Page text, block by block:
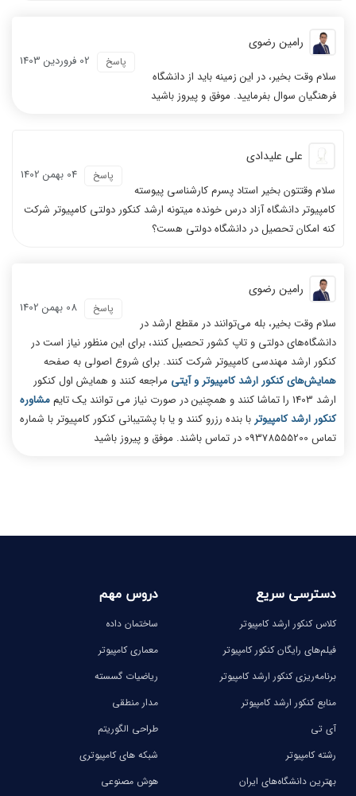
رامین رضوی
02 فروردين 1403 پاسخ
سلام وقت بخیر، در این زمینه باید از دانشگاه
فرهنگیان سوال بفرمایید. موفق و پیروز باشید
علی علیدادی
04 بهمن 1402 پاسخ
سلام وقتتون بخیر استاد پسرم کارشناسی پیوسته
کامپیوتر دانشگاه آزاد درس خونده میتونه ارشد کنکور دولتی کامپیوتر شرکت
کنه امکان تحصیل در دانشگاه دولتی هست؟
رامین رضوی
08 بهمن 1402 پاسخ
سلام وقت بخیر، بله می‌توانند در مقطع ارشد در
دانشگاه‌های دولتی و تاپ کشور تحصیل کنند، برای این منظور نیاز است در
کنکور ارشد مهندسی کامپیوتر شرکت کنند. برای شروع اصولی به صفحه
همایش‌های کنکور ارشد کامپیوتر و آیتی مراجعه کنند و همایش اول کنکور
ارشد 1403 را تماشا کنند و همچنین در صورت نیاز می توانند یک تایم
مشاوره
کنکور ارشد کامپیوتر با بنده رزرو کنند و یا با پشتیبانی کنکور کامپیوتر با شماره
تماس 09378555200 در تماس باشند. موفق و پیروز باشید
دسترسی سریع
کلاس کنکور ارشد کامپیوتر
فیلم‌های رایگان کنکور کامپیوتر
برنامه‌ریزی کنکور ارشد کامپیوتر
منابع کنکور ارشد کامپیوتر
آی تی
رشته کامپیوتر
بهترین دانشگاه‌های ایران
دروس مهم
ساختمان داده
معماری کامپیوتر
ریاضیات گسسته
مدار منطقی
طراحی الگوریتم
شبکه های کامپیوتری
هوش مصنوعی